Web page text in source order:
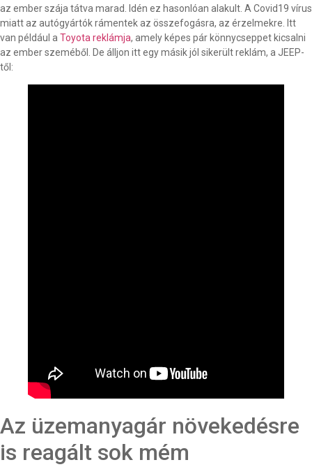
az ember szája tátva marad. Idén ez hasonlóan alakult. A Covid19 vírus
miatt az autógyártók rámentek az összefogásra, az érzelmekre. Itt
van például a Toyota reklámja, amely képes pár könnycseppet kicsalni
az ember szeméből. De álljon itt egy másik jól sikerült reklám, a JEEP-
től:
Az üzemanyagár növekedésre
is reagált sok mém